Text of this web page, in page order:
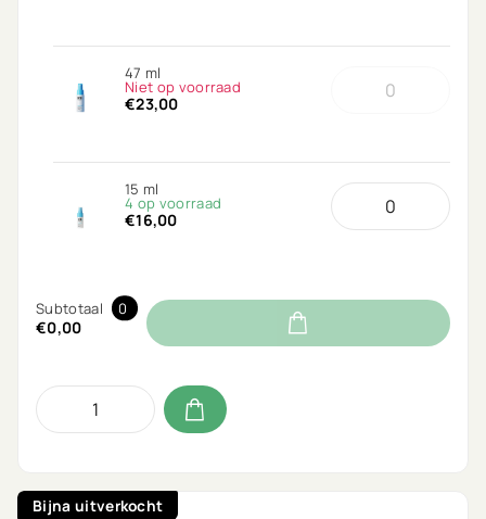
47 ml
Niet op voorraad
€23,00
15 ml
4 op voorraad
€16,00
Subtotaal 0
€0,00
Bijna uitverkocht